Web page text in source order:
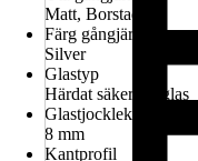
Matt, Borstad
Färg gångjärn
Silver
Glastyp
Härdat säkerhetsglas
Glastjocklek
8 mm
Kantprofil